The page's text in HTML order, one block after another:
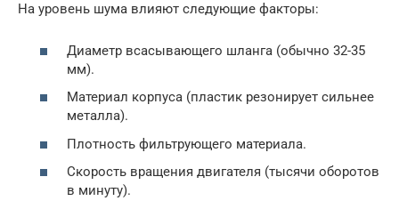
На уровень шума влияют следующие факторы:
Диаметр всасывающего шланга (обычно 32-35
мм).
Материал корпуса (пластик резонирует сильнее
металла).
Плотность фильтрующего материала.
Скорость вращения двигателя (тысячи оборотов
в минуту).